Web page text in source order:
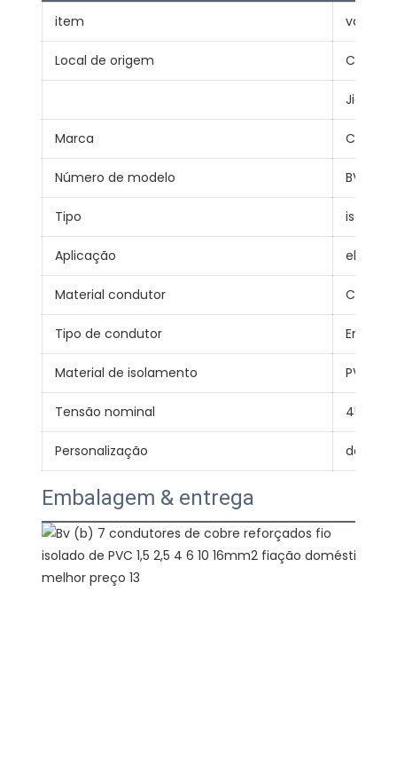
item valor
Local de origem China
Jiangsu
Marca Cabo
Número de modelo BVB
Tipo isolado
Aplicação elétrico
Material condutor Cobre
Tipo de condutor
Material de isolamento PVC
Tensão nominal 450/
Personalização design
Embalagem & entrega